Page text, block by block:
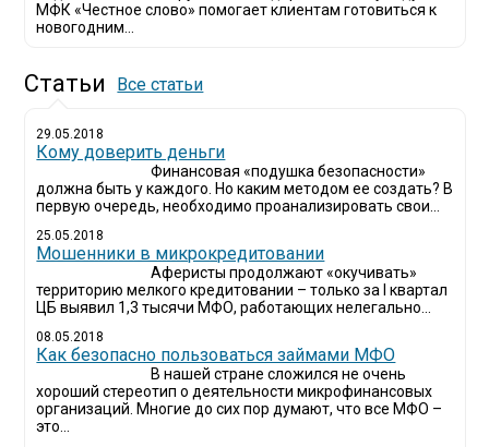
МФК «Честное слово» помогает клиентам готовиться к
новогодним...
Статьи Все статьи
29.05.2018
Кому доверить деньги
Финансовая «подушка безопасности»
должна быть у каждого. Но каким методом ее создать? В
первую очередь, необходимо проанализировать свои...
25.05.2018
Мошенники в микрокредитовании
Аферисты продолжают «окучивать»
территорию мелкого кредитовании – только за I квартал
ЦБ выявил 1,3 тысячи МФО, работающих нелегально...
08.05.2018
Как безопасно пользоваться займами МФО
В нашей стране сложился не очень
хороший стереотип о деятельности микрофинансовых
организаций. Многие до сих пор думают, что все МФО –
это...